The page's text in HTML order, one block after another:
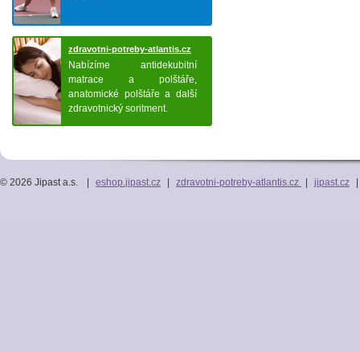
zdravotni-potreby-atlantis.cz
Nabízíme antidekubitní
matrace a polštáře,
anatomické polštáře a další
zdravotnický soritment.
eshop.jipast.cz zdravotni-potreby-atlantis.cz jipast.cz
© 2026 Jipast a.s.